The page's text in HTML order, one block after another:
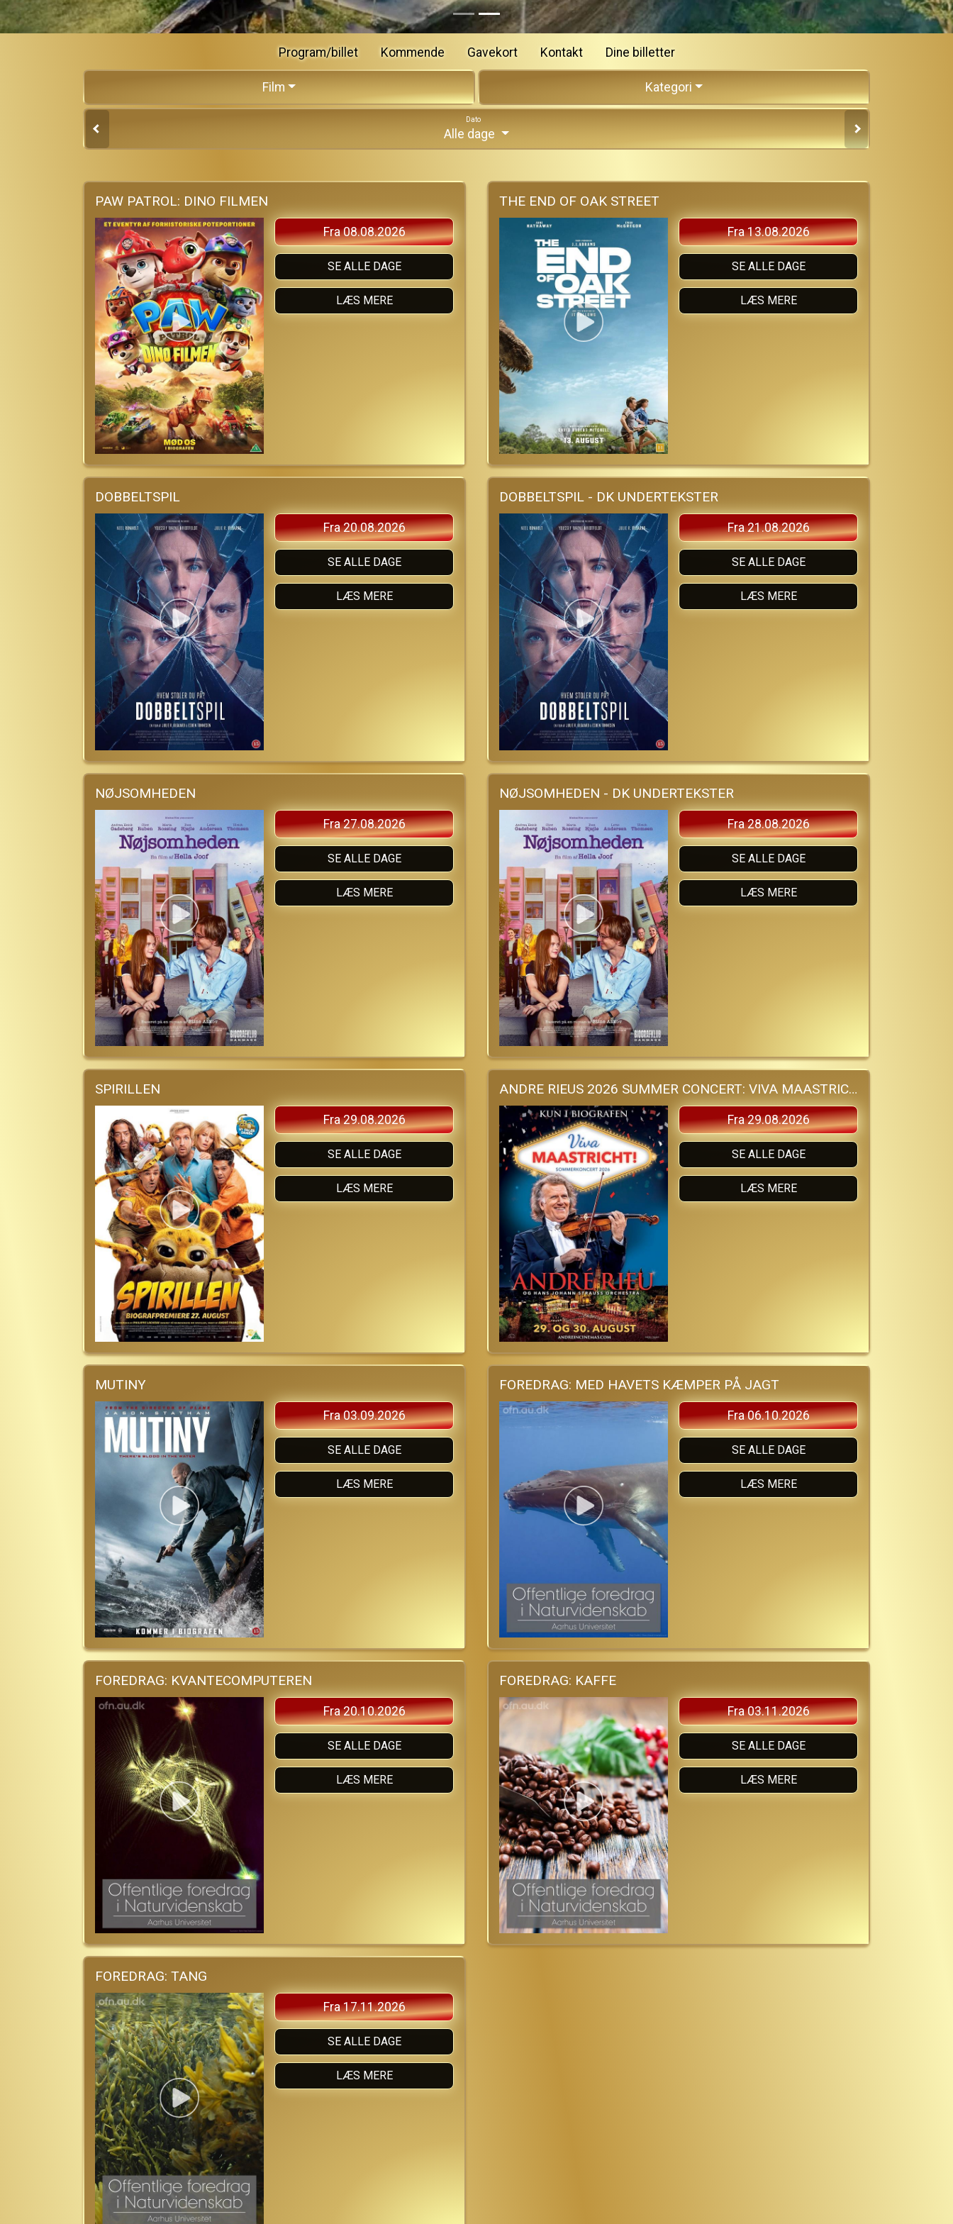
Program/billet Kommende Gavekort Kontakt Dine billetter
Film Kategori
Dato
Alle dage
PAW PATROL: DINO FILMEN
Fra 08.08.2026
SE ALLE DAGE
LÆS MERE
THE END OF OAK STREET
Fra 13.08.2026
SE ALLE DAGE
LÆS MERE
DOBBELTSPIL
Fra 20.08.2026
SE ALLE DAGE
LÆS MERE
DOBBELTSPIL - DK UNDERTEKSTER
Fra 21.08.2026
SE ALLE DAGE
LÆS MERE
NØJSOMHEDEN
Fra 27.08.2026
SE ALLE DAGE
LÆS MERE
NØJSOMHEDEN - DK UNDERTEKSTER
Fra 28.08.2026
SE ALLE DAGE
LÆS MERE
SPIRILLEN
Fra 29.08.2026
SE ALLE DAGE
LÆS MERE
ANDRE RIEUS 2026 SUMMER CONCERT: VIVA MAASTRICHT!
Fra 29.08.2026
SE ALLE DAGE
LÆS MERE
MUTINY
Fra 03.09.2026
SE ALLE DAGE
LÆS MERE
FOREDRAG: MED HAVETS KÆMPER PÅ JAGT
Fra 06.10.2026
SE ALLE DAGE
LÆS MERE
FOREDRAG: KVANTECOMPUTEREN
Fra 20.10.2026
SE ALLE DAGE
LÆS MERE
FOREDRAG: KAFFE
Fra 03.11.2026
SE ALLE DAGE
LÆS MERE
FOREDRAG: TANG
Fra 17.11.2026
SE ALLE DAGE
LÆS MERE